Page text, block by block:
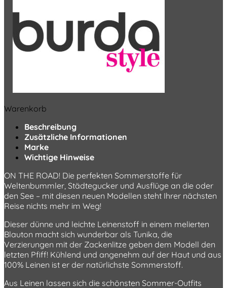
Warenkorb
Beschreibung
Zusätzliche Informationen
Marke
Wichtige Hinweise
ON THE ROAD! Die perfekten Sommerstoffe für
Weltenbummler, Städtegucker und Ausflüge an die oder
den See – mit diesen neuen Modellen steht Ihrer nächsten
Reise nichts mehr im Weg!
Dieser dünne und leichte Leinenstoff in einem melierten
Blauton macht sich wunderbar als Tunika, die
Verzierungen mit der Zackenlitze geben dem Modell den
letzten Pfiff! Kühlend und angenehm auf der Haut und aus
100% Leinen ist er der natürlichste Sommerstoff.
Aus Leinen lassen sich die schönsten Sommer-Outfits